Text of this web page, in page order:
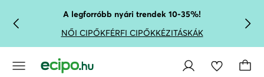
UGRÁS A FŐ TARTALOMRA
UGRÁS A KERESÉSHEZA legforróbb nyári trendek 10-35%!
NŐI CIPŐKFÉRFI CIPŐKKÉZITÁSKÁK